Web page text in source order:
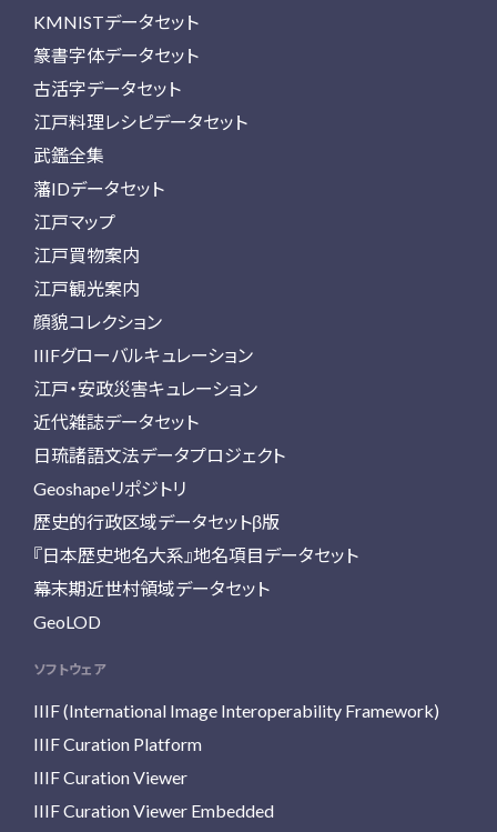
KMNISTデータセット
篆書字体データセット
古活字データセット
江戸料理レシピデータセット
武鑑全集
藩IDデータセット
江戸マップ
江戸買物案内
江戸観光案内
顔貌コレクション
IIIFグローバルキュレーション
江戸・安政災害キュレーション
近代雑誌データセット
日琉諸語文法データプロジェクト
Geoshapeリポジトリ
歴史的行政区域データセットβ版
『日本歴史地名大系』地名項目データセット
幕末期近世村領域データセット
GeoLOD
ソフトウェア
IIIF (International Image Interoperability Framework)
IIIF Curation Platform
IIIF Curation Viewer
IIIF Curation Viewer Embedded